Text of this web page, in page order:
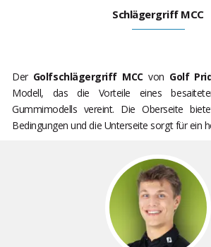
Schlägergriff MCC
Der Golfschlägergriff MCCvon Golf
Modell, das die Vorteile eines
Gummimodells vereint. Die Oberseite
Bedingungen und die Unterseite sorgt für ein